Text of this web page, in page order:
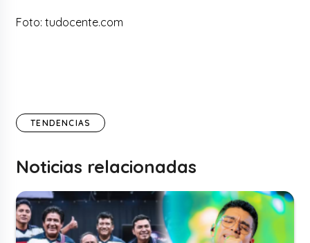
Foto: tudocente.com
TENDENCIAS
Noticias relacionadas